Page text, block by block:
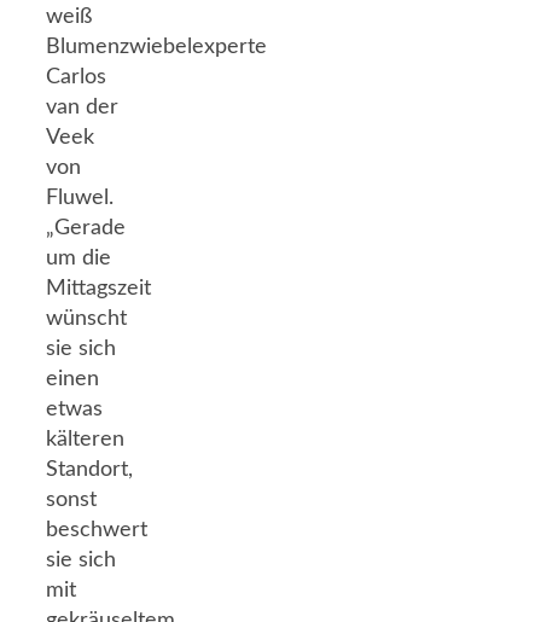
weiß
Blumenzwiebelexperte
Carlos
van der
Veek
von
Fluwel.
„Gerade
um die
Mittagszeit
wünscht
sie sich
einen
etwas
kälteren
Standort,
sonst
beschwert
sie sich
mit